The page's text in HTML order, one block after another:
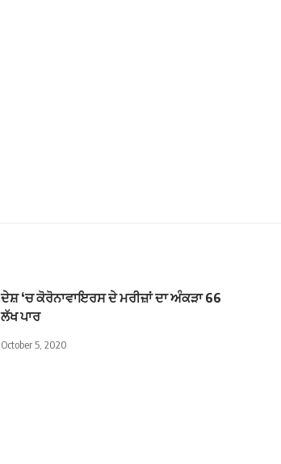
ਦੇਸ਼ ‘ਚ ਕੋਰੋਨਾਵਾਇਰਸ ਦੇ ਮਰੀਜ਼ਾਂ ਦਾ ਅੰਕੜਾ 66
ਲੱਖ ਪਾਰ
October 5, 2020